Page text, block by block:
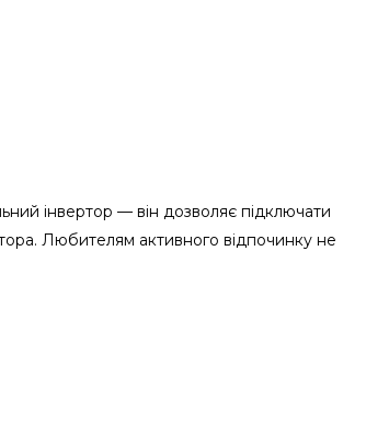
інвертор — він дозволяє підключати
Любителям активного відпочинку не